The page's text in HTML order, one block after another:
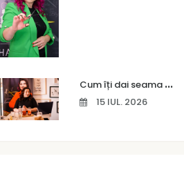
C
um îți dai seama că părul tău are nevoie de un tratament profesional
15 IUL. 2026